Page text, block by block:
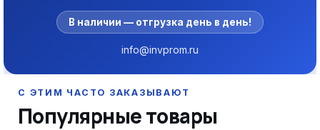
В наличии — отгрузка день в день!
info@invprom.ru
Популярные товары